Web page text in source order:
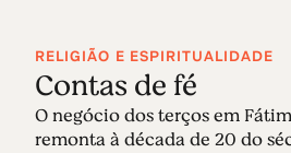
RELIGIÃO E ESPIRITUALIDADE
Contas de fé
O negócio dos terços em
remonta à década de 20 do